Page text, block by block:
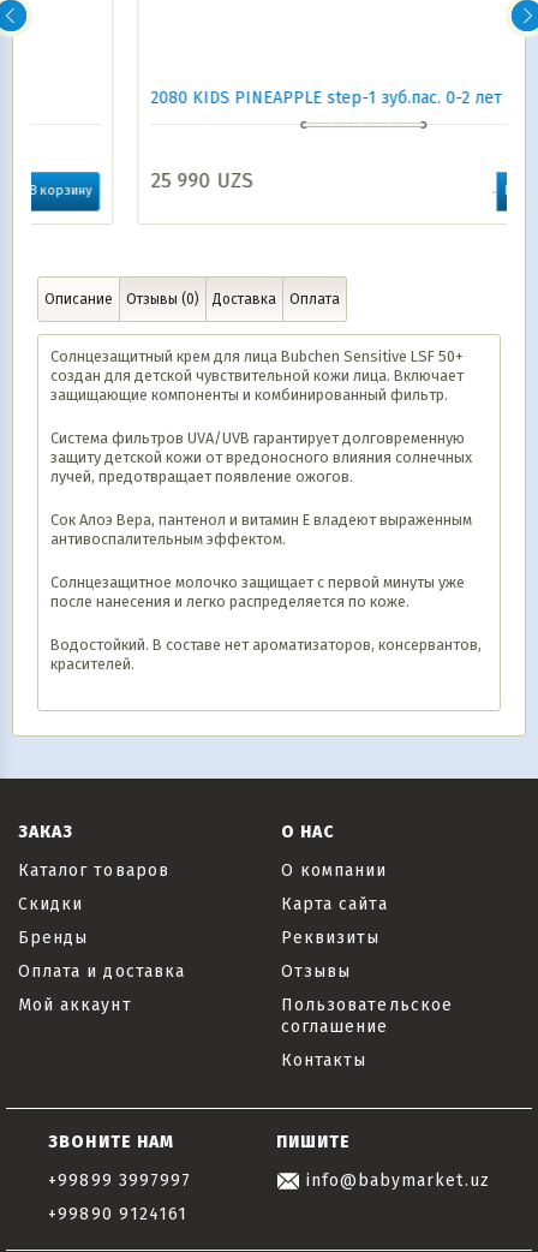
2080 KIDS PINEAPPLE step-1 зуб.пас. 0-2 лет 80 gr.
25 990 UZS
Описание Отзывы (0) Доставка Оплата
Солнцезащитный крем для лица Bubchen Sensitive LSF 50+
создан для детской чувствительной кожи лица. Включает
защищающие компоненты и комбинированный фильтр.
Система фильтров UVA/UVB гарантирует долговременную
защиту детской кожи от вредоносного влияния солнечных
лучей, предотвращает появление ожогов.
Сок Алоэ Вера, пантенол и витамин Е владеют выраженным
антивоспалительным эффектом.
Солнцезащитное молочко защищает с первой минуты уже
после нанесения и легко распределяется по коже.
Водостойкий. В составе нет ароматизаторов, консервантов,
красителей.
ЗАКАЗ
Каталог товаров
Скидки
Бренды
Оплата и доставка
Мой аккаунт
О НАС
О компании
Карта сайта
Реквизиты
Отзывы
Пользовательское
соглашение
Контакты
ЗВОНИТЕ НАМ
+99899 3997997
+99890 9124161
ПИШИТЕ
info@babymarket.uz